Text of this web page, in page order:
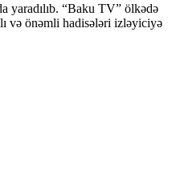
yaradılıb. “Baku TV” ölkədə
və önəmli hadisələri izləyiciyə